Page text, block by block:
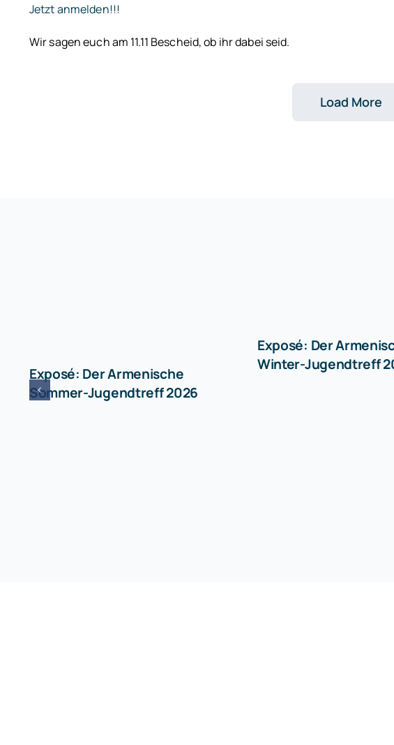
Jetzt anmelden!!!
Wir sagen euch am 11.11 Bescheid, ob ihr dabei seid.
Load More
Exposé: Der Armenische
Sommer-Jugendtreff 2026
Exposé: Der
Winter-Jugendtreff